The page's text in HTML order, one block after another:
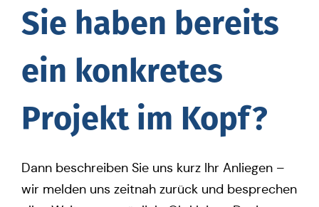
Sie haben bereits
ein kon­kre­tes
Projekt im Kopf?
Dann beschrei­ben Sie uns kurz Ihr Anlie­gen –
wir melden uns zeitnah zurück und bespre­chen